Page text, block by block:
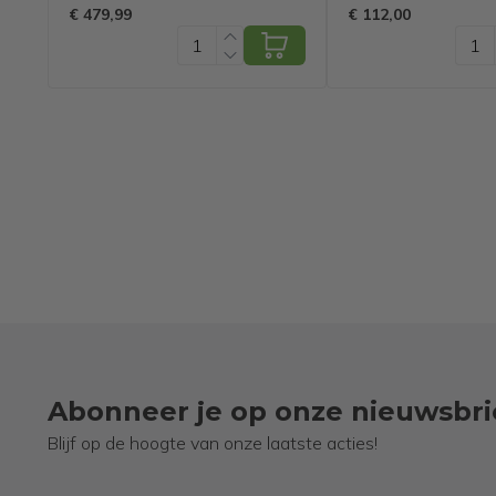
€ 479,99
LED RGBW - 6
Plafondlamp
€ 112,00
Abonneer je op onze
Blijf op de hoogte van onze laatste acties!